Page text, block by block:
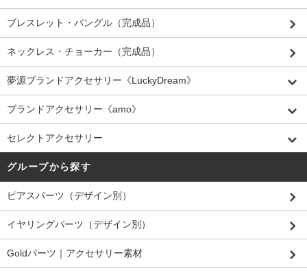
ブレスレット・バングル（完成品）
ネックレス・チョーカー（完成品）
夢源ブランドアクセサリー《LuckyDream》
ブランドアクセサリー《amo》
セレクトアクセサリー
グループから探す
ピアスパーツ（デザイン別）
イヤリングパーツ（デザイン別）
Goldパーツ｜アクセサリー素材